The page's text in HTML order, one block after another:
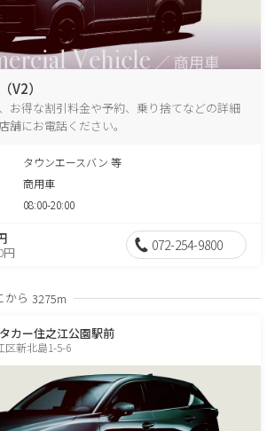
V2）
お得な割引料金や予約、乗り捨てなどの詳細
舗にお電話ください。
タウンエースバン 等
商用車
08:00-20:00
円 072-254-9800
から 3275m
カー住之江公園駅前
区新北島1-5-6